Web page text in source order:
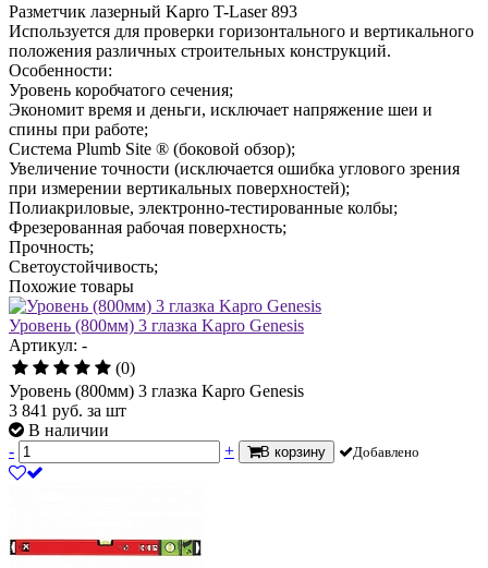
Разметчик лазерный Kapro T-Laser 893
Используется для проверки горизонтального и вертикального
положения различных строительных конструкций.
Особенности:
Уровень коробчатого сечения;
Экономит время и деньги, исключает напряжение шеи и
спины при работе;
Система Plumb Site ® (боковой обзор);
Увеличение точности (исключается ошибка углового зрения
при измерении вертикальных поверхностей);
Полиакриловые, электронно-тестированные колбы;
Фрезерованная рабочая поверхность;
Прочность;
Светоустойчивость;
Похожие товары
Уровень (800мм) 3 глазка Kapro Genesis
Артикул: -
(0)
Уровень (800мм) 3 глазка Kapro Genesis
3 841 руб. за шт
В наличии
-
+ В корзину Добавлено